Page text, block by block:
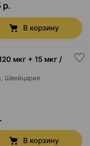
р.
В корзину
мкг + 15 мкг /
, Швейцария
В корзину